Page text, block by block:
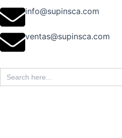
info@supinsca.com
ventas@supinsca.com
Search
for: